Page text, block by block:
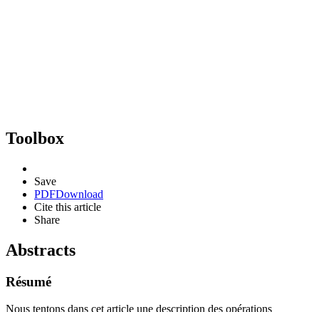
Toolbox
Save
PDFDownload
Cite this article
Share
Abstracts
Résumé
Nous tentons dans cet article une description des opérations